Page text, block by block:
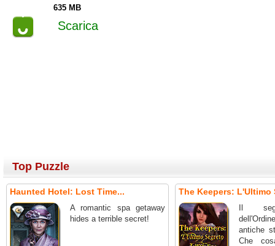
635 MB
Scarica
Top Puzzle
Haunted Hotel: Lost Time...
A romantic spa getaway
hides a terrible secret!
The Keepers: L'Ultimo
Il
antiche
Che